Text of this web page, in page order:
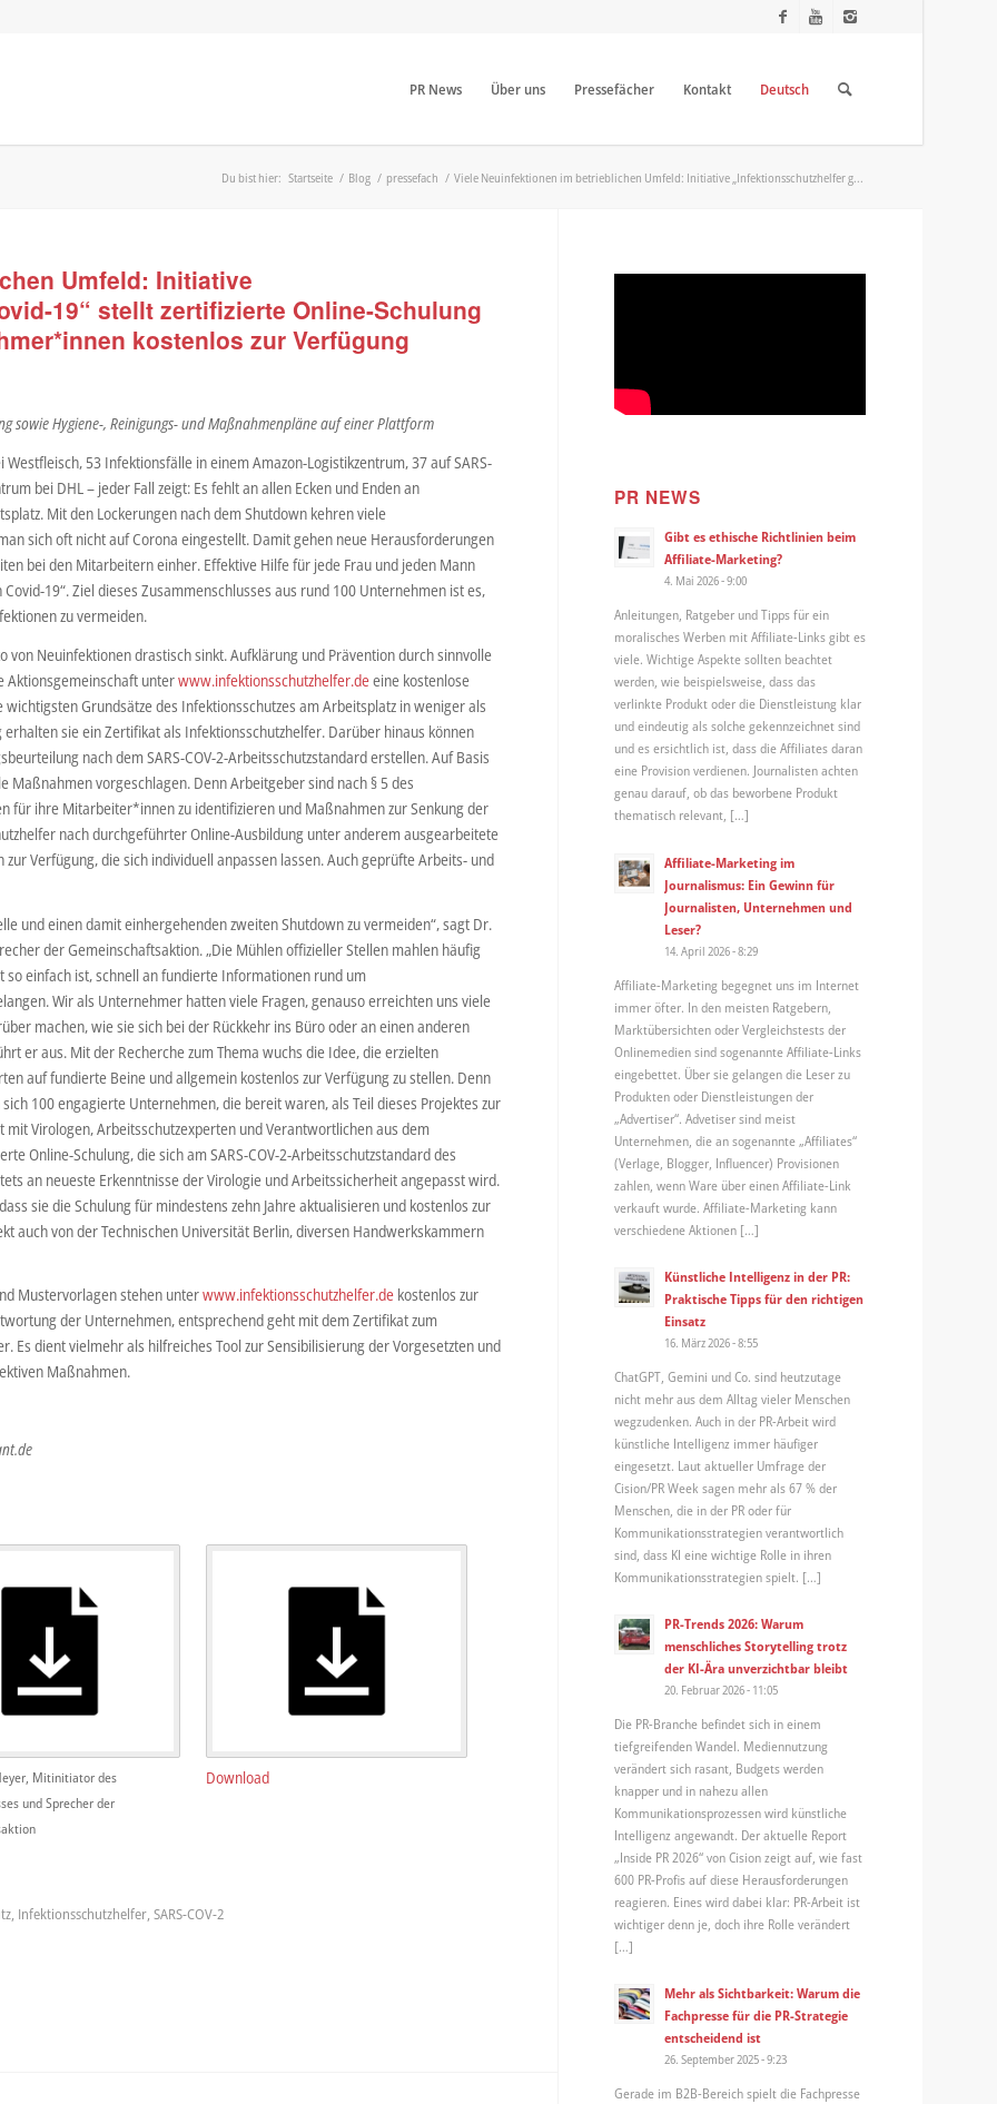
PR News Über uns Pressefächer Kontakt Deutsch
Du bist hier: Startseite / Blog / pressefach / Viele Neuinfektionen im betrieblichen Umfeld: Initiative „Infektionsschutzhelfer g...
Umfeld: Initiative
19“ stellt zertifizierte Online-Schulung
kostenlos zur Verfügung
sowie Hygiene-, Reinigungs- und Maßnahmenpläne auf einer Plattform
53 Infektionsfälle in einem Amazon-Logistikzentrum, 37 auf SARS-
bei DHL – jeder Fall zeigt: Es fehlt an allen Ecken und Enden an
Mit den Lockerungen nach dem Shutdown kehren viele
sich oft nicht auf Corona eingestellt. Damit gehen neue Herausforderungen
bei den Mitarbeitern einher. Effektive Hilfe für jede Frau und jeden Mann
19“. Ziel dieses Zusammenschlusses aus rund 100 Unternehmen ist es,
zu vermeiden.
von Neuinfektionen drastisch sinkt. Aufklärung und Prävention durch sinnvolle
Aktionsgemeinschaft unterwww.infektionsschutzhelfer.deeine kostenlose
Grundsätze des Infektionsschutzes am Arbeitsplatz in weniger als
sie ein Zertifikat als Infektionsschutzhelfer. Darüber hinaus können
nach dem SARS-COV-2-Arbeitsschutzstandard erstellen. Auf Basis
vorgeschlagen. Denn Arbeitgeber sind nach § 5 des
für ihre Mitarbeiter*innen zu identifizieren und Maßnahmen zur Senkung der
nach durchgeführter Online-Ausbildung unter anderem ausgearbeitete
Verfügung, die sich individuell anpassen lassen. Auch geprüfte Arbeits- und
und einen damit einhergehenden zweiten Shutdown zu vermeiden“, sagt Dr.
der Gemeinschaftsaktion. „Die Mühlen offizieller Stellen mahlen häufig
einfach ist, schnell an fundierte Informationen rund um
Wir als Unternehmer hatten viele Fragen, genauso erreichten uns viele
machen, wie sie sich bei der Rückkehr ins Büro oder an einen anderen
er aus. Mit der Recherche zum Thema wuchs die Idee, die erzielten
auf fundierte Beine und allgemein kostenlos zur Verfügung zu stellen. Denn
100 engagierte Unternehmen, die bereit waren, als Teil dieses Projektes zur
Virologen, Arbeitsschutzexperten und Verantwortlichen aus dem
Online-Schulung, die sich am SARS-COV-2-Arbeitsschutzstandard des
an neueste Erkenntnisse der Virologie und Arbeitssicherheit angepasst wird.
sie die Schulung für mindestens zehn Jahre aktualisieren und kostenlos zur
auch von der Technischen Universität Berlin, diversen Handwerkskammern
Mustervorlagen stehen unterwww.infektionsschutzhelfer.de kostenlos zur
der Unternehmen, entsprechend geht mit dem Zertifikat zum
Es dient vielmehr als hilfreiches Tool zur Sensibilisierung der Vorgesetzten und
Maßnahmen.
Mitinitiator des
und Sprecher der
Download
, Infektionsschutzhelfer,SARS-COV-2
PR NEWS
Gibt es ethische Richtlinien beim
Affiliate-Marketing?
4. Mai 2026 - 9:00
Anleitungen, Ratgeber und Tipps für ein
moralisches Werben mit Affiliate-Links gibt es
viele. Wichtige Aspekte sollten beachtet
werden, wie beispielsweise, dass das
verlinkte Produkt oder die Dienstleistung klar
und eindeutig als solche gekennzeichnet sind
und es ersichtlich ist, dass die Affiliates daran
eine Provision verdienen. Journalisten achten
genau darauf, ob das beworbene Produkt
thematisch relevant, […]
Affiliate-Marketing im
Journalismus: Ein Gewinn für
Journalisten, Unternehmen und
Leser?
14. April 2026 - 8:29
Affiliate-Marketing begegnet uns im Internet
immer öfter. In den meisten Ratgebern,
Marktübersichten oder Vergleichstests der
Onlinemedien sind sogenannte Affiliate-Links
eingebettet. Über sie gelangen die Leser zu
Produkten oder Dienstleistungen der
„Advertiser“. Advetiser sind meist
Unternehmen, die an sogenannte „Affiliates“
(Verlage, Blogger, Influencer) Provisionen
zahlen, wenn Ware über einen Affiliate-Link
verkauft wurde. Affiliate-Marketing kann
verschiedene Aktionen […]
Künstliche Intelligenz in der PR:
Praktische Tipps für den richtigen
Einsatz
16. März 2026 - 8:55
ChatGPT, Gemini und Co. sind heutzutage
nicht mehr aus dem Alltag vieler Menschen
wegzudenken. Auch in der PR-Arbeit wird
künstliche Intelligenz immer häufiger
eingesetzt. Laut aktueller Umfrage der
Cision/PR Week sagen mehr als 67 % der
Menschen, die in der PR oder für
Kommunikationsstrategien verantwortlich
sind, dass KI eine wichtige Rolle in ihren
Kommunikationsstrategien spielt. […]
PR-Trends 2026: Warum
menschliches Storytelling trotz
der KI-Ära unverzichtbar bleibt
20. Februar 2026 - 11:05
Die PR-Branche befindet sich in einem
tiefgreifenden Wandel. Mediennutzung
verändert sich rasant, Budgets werden
knapper und in nahezu allen
Kommunikationsprozessen wird künstliche
Intelligenz angewandt. Der aktuelle Report
„Inside PR 2026“ von Cision zeigt auf, wie fast
600 PR-Profis auf diese Herausforderungen
reagieren. Eines wird dabei klar: PR-Arbeit ist
wichtiger denn je, doch ihre Rolle verändert
[…]
Mehr als Sichtbarkeit: Warum die
Fachpresse für die PR-Strategie
entscheidend ist
26. September 2025 - 9:23
Gerade im B2B-Bereich spielt die Fachpresse